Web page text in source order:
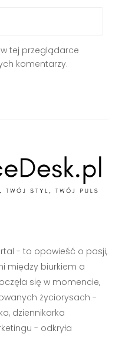
tej przeglądarce
komentarzy.
- to opowieść o pasji,
między biurkiem a
się w momencie,
życiorysach -
dziennikarka
- odkryła